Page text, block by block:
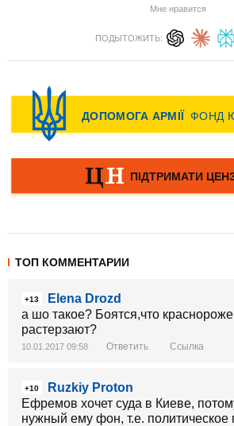
Мне нравится
ПОДЫТОЖИТЬ:
ТОП КОММЕНТАРИИ
+13
Elena Drozd
а шо такое? Боятся,что
растерзают?
10.01.2017 09:58 Ответить Ссылка
+10
Ruzkiy Proton
Ефремов хочет суда в Киеве,
нужный ему фон, т.е. политическое